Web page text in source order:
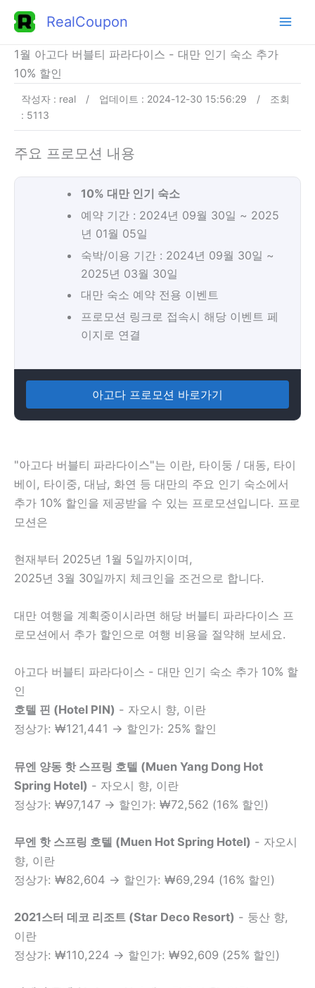
RealCoupon
1월 아고다 버블티 파라다이스 - 대만 인기 숙소 추가
10% 할인
작성자 : real / 업데이트 : 2024-12-30 15:56:29 /
조회
: 5113
주요 프로모션 내용
10% 대만 인기 숙소
예약 기간 : 2024년 09월 30일 ~ 2025
년 01월 05일
숙박/이용 기간 : 2024년 09월 30일 ~
2025년 03월 30일
대만 숙소 예약 전용 이벤트
프로모션 링크로 접속시 해당 이벤트 페
이지로 연결
아고다 프로모션 바로가기
"아고다 버블티 파라다이스"는 이란, 타이둥 / 대동, 타이
베이, 타이중, 대남, 화연 등 대만의 주요 인기 숙소에서
추가 10% 할인을 제공받을 수 있는 프로모션입니다. 프로
모션은
현재부터 2025년 1월 5일까지이며,
2025년 3월 30일까지 체크인을 조건으로 합니다.
대만 여행을 계획중이시라면 해당 버블티 파라다이스 프
로모션에서 추가 할인으로 여행 비용을 절약해 보세요.
아고다 버블티 파라다이스 - 대만 인기 숙소 추가 10% 할
인
호텔 핀 (Hotel PIN) - 자오시 향, 이란
정상가: ₩121,441 → 할인가: 25% 할인
뮤엔 양동 핫 스프링 호텔 (Muen Yang Dong Hot
Spring Hotel) - 자오시 향, 이란
정상가: ₩97,147 → 할인가: ₩72,562 (16% 할인)
무엔 핫 스프링 호텔 (Muen Hot Spring Hotel) - 자오시
향, 이란
정상가: ₩82,604 → 할인가: ₩69,294 (16% 할인)
2021스터 데코 리조트 (Star Deco Resort) - 둥산 향,
이란
정상가: ₩110,224 → 할인가: ₩92,609 (25% 할인)